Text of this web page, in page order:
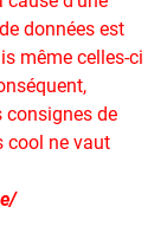
données est
même celles-ci
consignes de
cool ne vaut